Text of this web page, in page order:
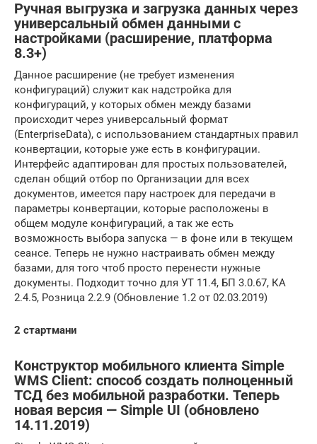
Ручная выгрузка и загрузка данных через
универсальный обмен данными с
настройками (расширение, платформа
8.3+)
Данное расширение (не требует изменения
конфигураций) служит как надстройка для
конфигураций, у которых обмен между базами
происходит через универсальный формат
(EnterpriseData), с использованием стандартных правил
конвертации, которые уже есть в конфигурации.
Интерфейс адаптирован для простых пользователей,
сделан общий отбор по Организации для всех
документов, имеется пару настроек для передачи в
параметры конвертации, которые расположены в
общем модуле конфигураций, а так же есть
возможность выбора запуска — в фоне или в текущем
сеансе. Теперь не нужно настраивать обмен между
базами, для того чтоб просто перенести нужные
документы. Подходит точно для УТ 11.4, БП 3.0.67, КА
2.4.5, Розница 2.2.9 (Обновление 1.2 от 02.03.2019)
2 стартмани
Конструктор мобильного клиента Simple
WMS Client: способ создать полноценный
ТСД без мобильной разработки. Теперь
новая версия — Simple UI (обновлено
14.11.2019)